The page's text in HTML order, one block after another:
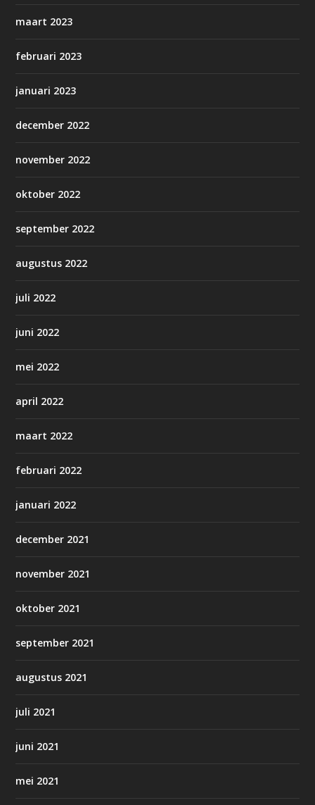
maart 2023
februari 2023
januari 2023
december 2022
november 2022
oktober 2022
september 2022
augustus 2022
juli 2022
juni 2022
mei 2022
april 2022
maart 2022
februari 2022
januari 2022
december 2021
november 2021
oktober 2021
september 2021
augustus 2021
juli 2021
juni 2021
mei 2021